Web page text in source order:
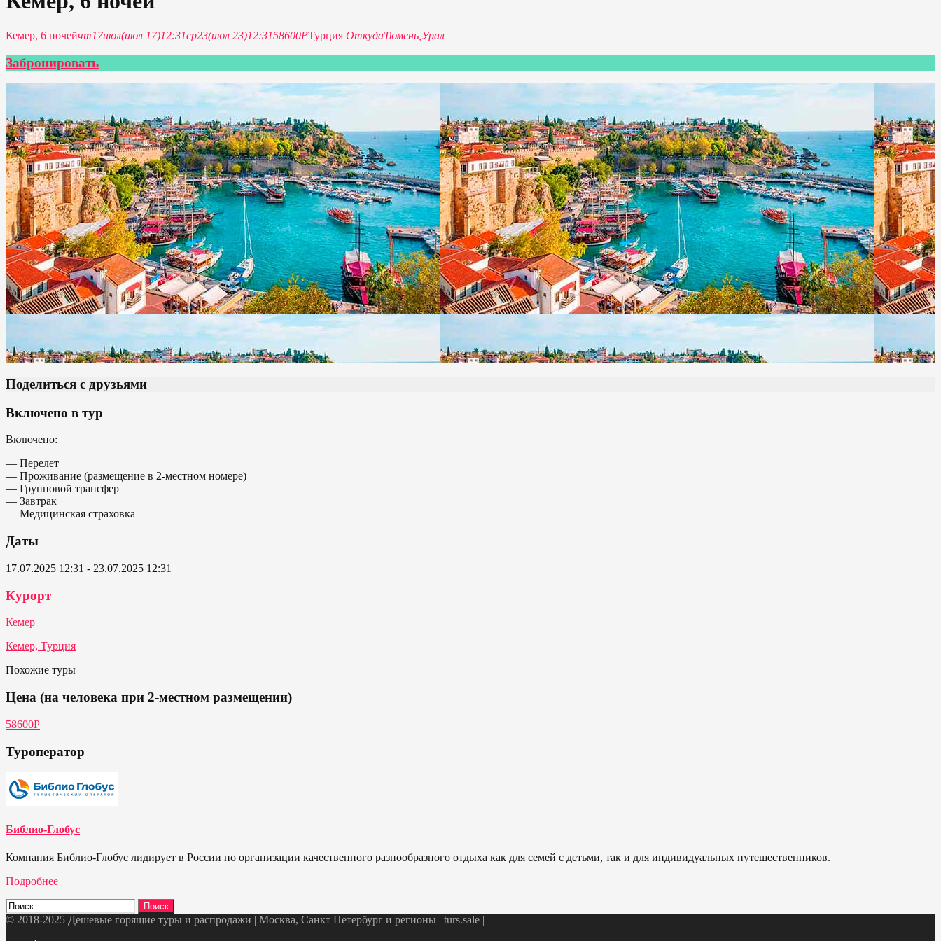
Кемер, 6 ночейчт17июл(июл 17)12:31ср23(июл 23)12:3158600PТурция ОткудаТюмень, Урал
Забронировать
Поделиться с друзьями
Включено в тур
Включено:
— Перелет
— Проживание (размещение в 2-местном номере)
— Групповой трансфер
— Завтрак
— Медицинская страховка
Даты
17.07.2025 12:31 - 23.07.2025 12:31
Курорт
Кемер
Кемер, Турция
Похожие туры
Цена (на человека при 2-местном размещении)
58600P
Туроператор
Библио-Глобус
Компания Библио-Глобус лидирует в России по организации качественного разнообразного отдыха как для семей с детьми, так и для индивидуальных путешественников.
Подробнее
Найти:
© 2018-2025 Дешевые горящие туры и распродажи | Москва, Санкт Петербург и регионы | turs.sale |